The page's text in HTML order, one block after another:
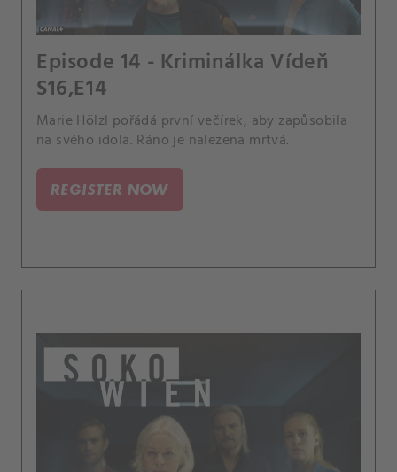
Episode 14 - Kriminálka Vídeň
S16,E14
Marie Hölzl pořádá první večírek, aby zapůsobila
na svého idola. Ráno je nalezena mrtvá.
REGISTER NOW